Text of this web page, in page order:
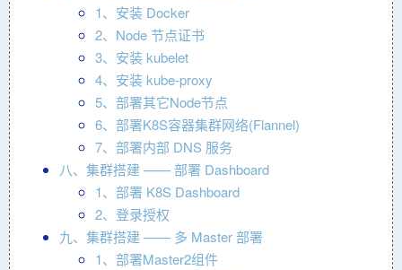
1、安装 Docker
2、Node 节点证书
3、安装 kubelet
4、安装 kube-proxy
5、部署其它Node节点
6、部署K8S容器集群网络(Flannel)
7、部署内部 DNS 服务
八、集群搭建 —— 部署 Dashboard
1、部署 K8S Dashboard
2、登录授权
九、集群搭建 —— 多 Master 部署
1、部署Master2组件